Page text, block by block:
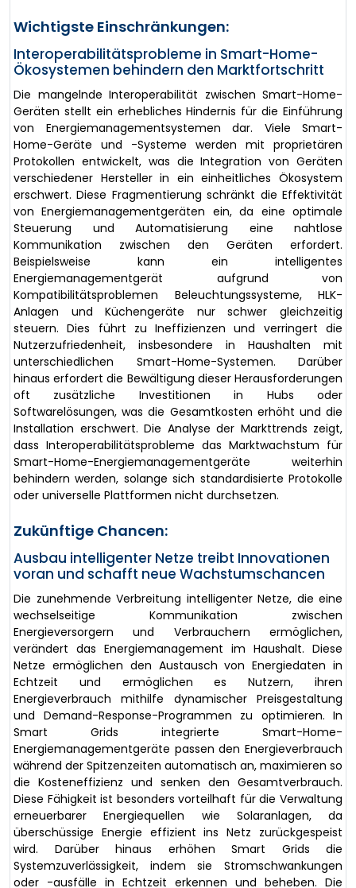
Wichtigste Einschränkungen:
Interoperabilitätsprobleme in Smart-Home-
Ökosystemen behindern den Marktfortschritt
Die mangelnde Interoperabilität zwischen Smart-Home-
Geräten stellt ein erhebliches Hindernis für die Einführung
von Energiemanagementsystemen dar. Viele Smart-
Home-Geräte und -Systeme werden mit proprietären
Protokollen entwickelt, was die Integration von Geräten
verschiedener Hersteller in ein einheitliches Ökosystem
erschwert. Diese Fragmentierung schränkt die Effektivität
von Energiemanagementgeräten ein, da eine optimale
Steuerung und Automatisierung eine nahtlose
Kommunikation zwischen den Geräten erfordert.
Beispielsweise kann ein intelligentes
Energiemanagementgerät aufgrund von
Kompatibilitätsproblemen Beleuchtungssysteme, HLK-
Anlagen und Küchengeräte nur schwer gleichzeitig
steuern. Dies führt zu Ineffizienzen und verringert die
Nutzerzufriedenheit, insbesondere in Haushalten mit
unterschiedlichen Smart-Home-Systemen. Darüber
hinaus erfordert die Bewältigung dieser Herausforderungen
oft zusätzliche Investitionen in Hubs oder
Softwarelösungen, was die Gesamtkosten erhöht und die
Installation erschwert. Die Analyse der Markttrends zeigt,
dass Interoperabilitätsprobleme das Marktwachstum für
Smart-Home-Energiemanagementgeräte weiterhin
behindern werden, solange sich standardisierte Protokolle
oder universelle Plattformen nicht durchsetzen.
Zukünftige Chancen:
Ausbau intelligenter Netze treibt Innovationen
voran und schafft neue Wachstumschancen
Die zunehmende Verbreitung intelligenter Netze, die eine
wechselseitige Kommunikation zwischen
Energieversorgern und Verbrauchern ermöglichen,
verändert das Energiemanagement im Haushalt. Diese
Netze ermöglichen den Austausch von Energiedaten in
Echtzeit und ermöglichen es Nutzern, ihren
Energieverbrauch mithilfe dynamischer Preisgestaltung
und Demand-Response-Programmen zu optimieren. In
Smart Grids integrierte Smart-Home-
Energiemanagementgeräte passen den Energieverbrauch
während der Spitzenzeiten automatisch an, maximieren so
die Kosteneffizienz und senken den Gesamtverbrauch.
Diese Fähigkeit ist besonders vorteilhaft für die Verwaltung
erneuerbarer Energiequellen wie Solaranlagen, da
überschüssige Energie effizient ins Netz zurückgespeist
wird. Darüber hinaus erhöhen Smart Grids die
Systemzuverlässigkeit, indem sie Stromschwankungen
oder -ausfälle in Echtzeit erkennen und beheben. Die